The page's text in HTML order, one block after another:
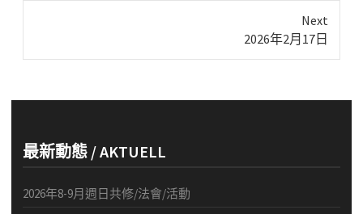
Next
2026年2月17日
最新動態 / AKTUELL
2026年8-9月週日共修/法會/活動